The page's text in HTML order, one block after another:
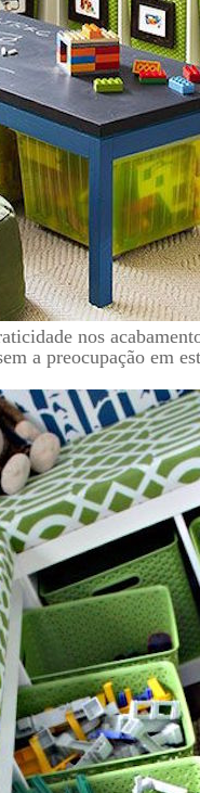
nos
a preocupação em